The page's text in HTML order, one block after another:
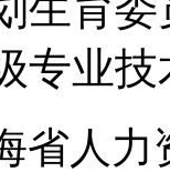
专业
省人力